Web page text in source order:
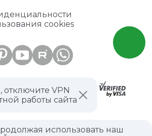
cookies
shop@masterdom.ru
9728136130, КПП: 772801001, ОГРН:
отключите VPN
работы сайта
использовать наш